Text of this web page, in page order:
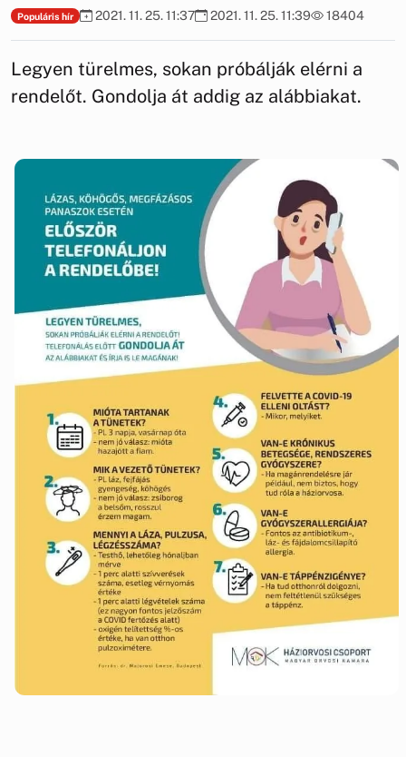
Populáris hír 2021. 11. 25. 11:37 2021. 11. 25. 11:39 18404
Legyen türelmes, sokan próbálják elérni a
rendelőt. Gondolja át addig az alábbiakat.